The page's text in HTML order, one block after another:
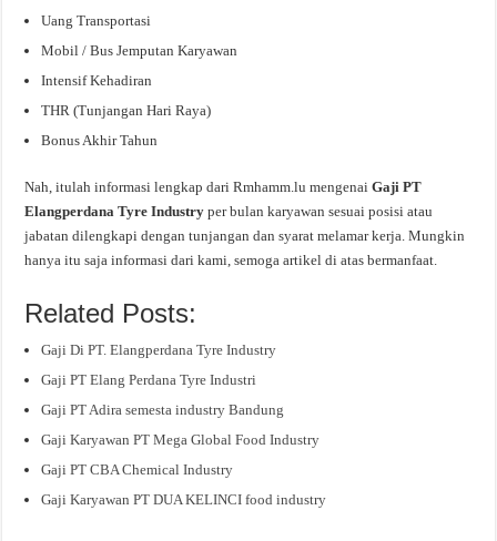
Uang Transportasi
Mobil / Bus Jemputan Karyawan
Intensif Kehadiran
THR (Tunjangan Hari Raya)
Bonus Akhir Tahun
Nah, itulah informasi lengkap dari Rmhamm.lu mengenaiGaji PT
Elangperdana Tyre Industryper bulan karyawan sesuai posisi atau
jabatan dilengkapi dengan tunjangan dan syarat melamar kerja. Mungkin
hanya itu saja informasi dari kami, semoga artikel di atas bermanfaat.
Related Posts:
Gaji Di PT. Elangperdana Tyre Industry
Gaji PT Elang Perdana Tyre Industri
Gaji PT Adira semesta industry Bandung
Gaji Karyawan PT Mega Global Food Industry
Gaji PT CBA Chemical Industry
Gaji Karyawan PT DUA KELINCI food industry